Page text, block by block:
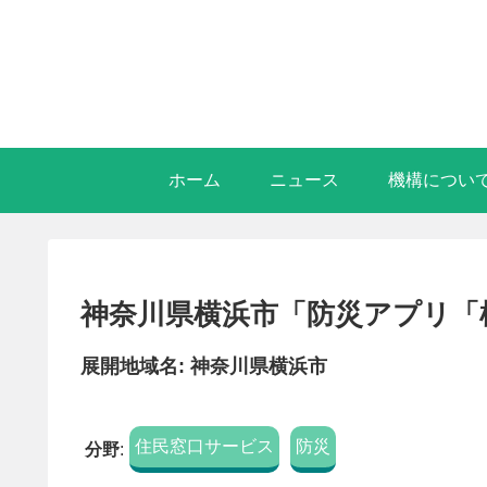
ホーム ニュース 機構につい
神奈川県横浜市「防災アプリ
展開地域名: 神奈川県横浜市
分野: 住民窓口サービス 防災